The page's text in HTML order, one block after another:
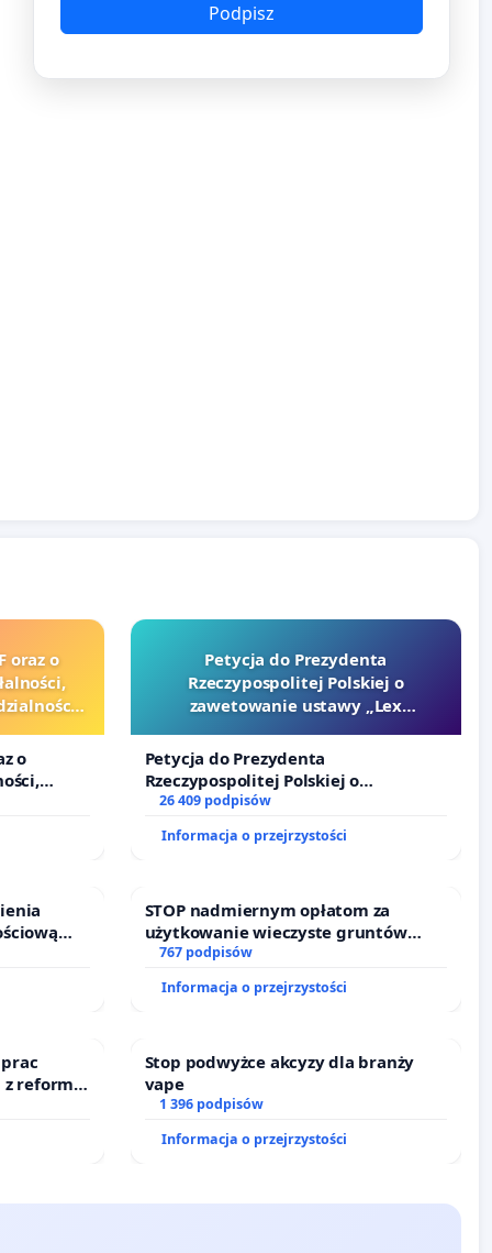
Podpisz
oraz o
o
Petycja do Prezydenta
Rzeczypospolitej Polskiej o
zawetowanie ustawy „Lex
Petycja do Prezydenta
Rzeczypospolitej Polskiej o
zawetowanie ustawy „Lex Szarlatan”
26 409 podpisów
Informacja o przejrzystości
STOP nadmiernym opłatom za
użytkowanie wieczyste gruntów
zajmowanych przez rodzinne ogrody
działkowe.
767 podpisów
Informacja o przejrzystości
reformą
Stop podwyżce akcyzy dla branży
vape
1 396 podpisów
Informacja o przejrzystości